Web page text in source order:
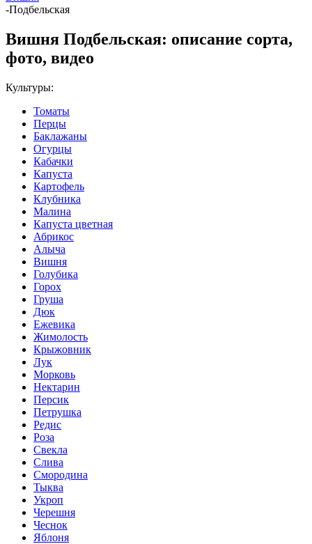
-Подбельская
Вишня Подбельская: описание сорта,
фото, видео
Культуры:
Томаты
Перцы
Баклажаны
Огурцы
Кабачки
Капуста
Картофель
Клубника
Малина
Капуста цветная
Абрикос
Алыча
Вишня
Голубика
Горох
Груша
Дюк
Ежевика
Жимолость
Крыжовник
Лук
Морковь
Нектарин
Персик
Петрушка
Редис
Роза
Свекла
Слива
Смородина
Тыква
Укроп
Черешня
Чеснок
Яблоня